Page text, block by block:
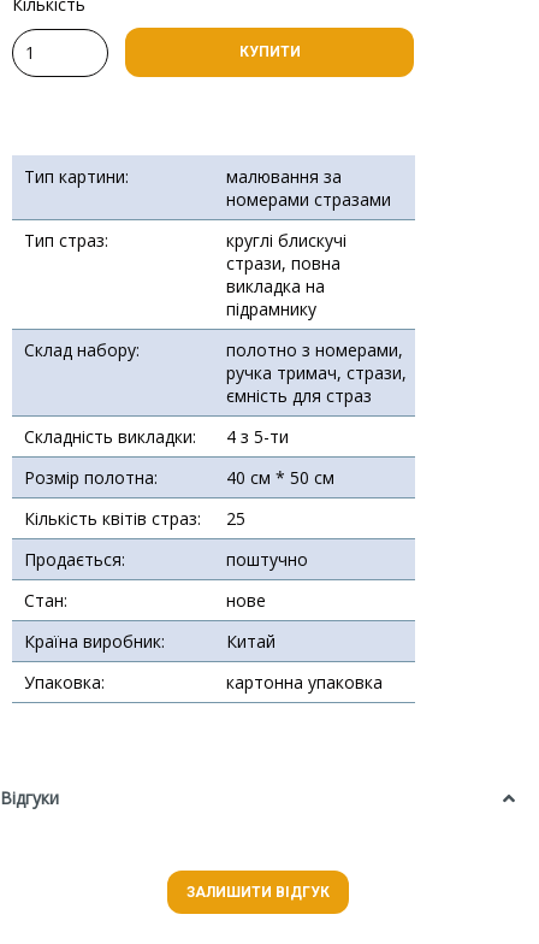
Кількість
КУПИТИ
Тип картини:
малювання за
номерами стразами
Тип страз:
круглі блискучі
стрази, повна
викладка на
підрамнику
Склад набору:
полотно з номерами,
ручка тримач, стрази,
ємність для страз
Складність викладки:
4 з 5-ти
Розмір полотна:
40 см * 50 см
Кількість квітів страз:
25
Продається:
поштучно
Стан:
нове
Країна виробник:
Китай
Упаковка:
картонна упаковка
Відгуки
ЗАЛИШИТИ ВІДГУК